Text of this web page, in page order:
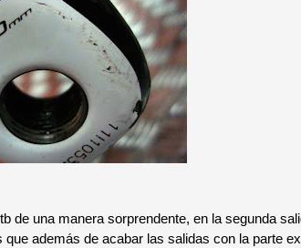
de una manera sorprendente, en la segunda
además de acabar las salidas con la parte